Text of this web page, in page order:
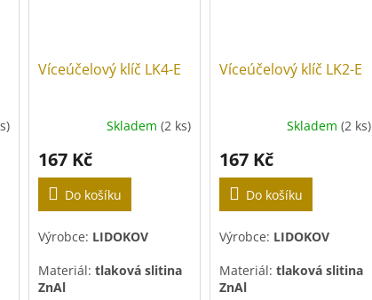
Víceúčelový klíč LK4-E
Skladem (2 ks)
167 Kč
Do košíku
Výrobce: LIDOKOV
Materiál:tlaková slitina
ZnAl
Víceúčelový klíč LK2-E
Skladem (2 ks)
167 Kč
Do košíku
Výrobce: LIDOKOV
Materiál: tlaková slitina
ZnAl